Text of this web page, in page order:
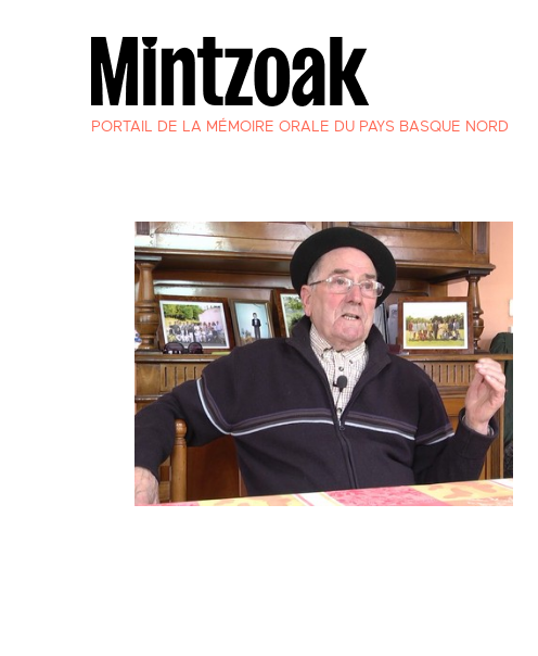
PORTAIL DE LA MÉMOIRE ORALE DU PAYS BASQUE NORD